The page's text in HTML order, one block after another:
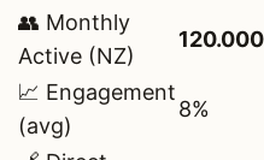
👥 Monthly
Active (NZ)
120.000
📈 Engagement
(avg)
8%